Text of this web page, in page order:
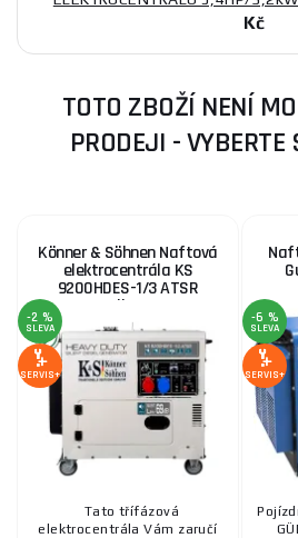
Kč
TOTO ZBOŽÍ NENÍ
PRODEJI - VYBERTE
Könner & Söhnen Naftová
elektrocentrála KS
9200HDES-1/3 ATSR
Silent
-2 %
SLEVA
SERVIS+
Tato třífázová
elektrocentrála Vám zaručí
-6 %
SLEVA
SERVIS+